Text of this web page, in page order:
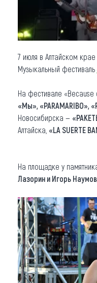
Другие рубрики
7 июля в Алтайском крае
Музыкальный фестиваль
На фестивале
«Мы», «PARAMARIBO»,
Новосибирска —
Алтайска, «LA SUERTE
На площадке у
Лазорин и Игорь